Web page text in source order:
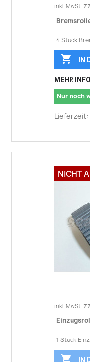
inkl. MwSt.
4 Stück
 IN
MEHR
Nur noch
Lieferzeit:
inkl. MwSt.
1 Stück
 IN
NICHT